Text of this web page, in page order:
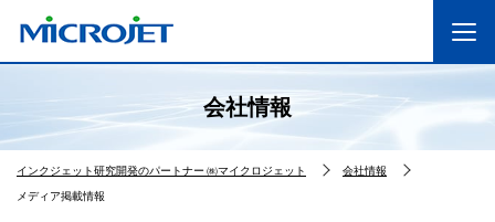
会社情報
インクジェット研究開発のパートナー ㈱マイクロジェット
会社情報
メディア掲載情報